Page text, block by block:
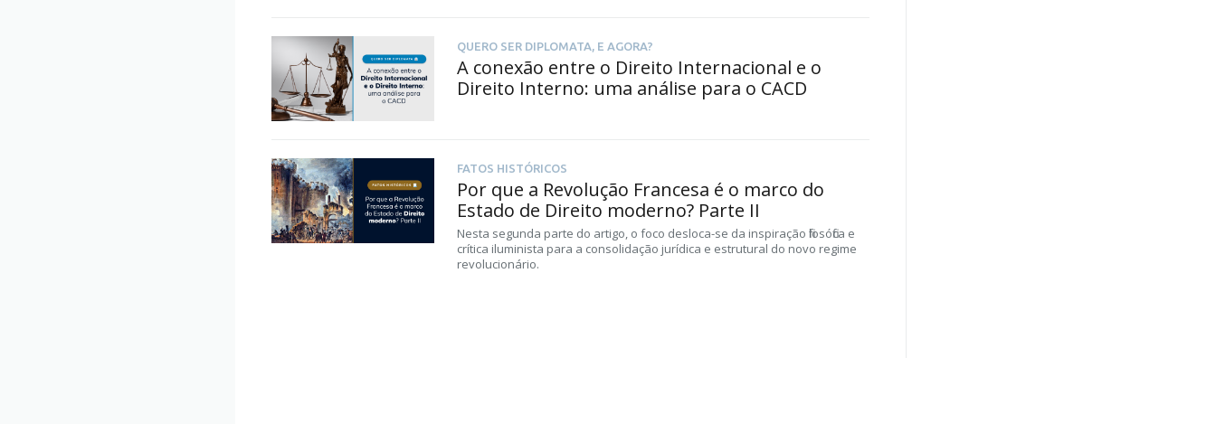
QUERO SER DIPLOMATA, E AGORA?
A conexão entre o Direito Internacional e o
Direito Interno: uma análise para o CACD
FATOS HISTÓRICOS
Por que a Revolução Francesa é o marco do
Estado de Direito moderno? Parte II
Nesta segunda parte do artigo, o foco desloca-se da inspiração filosófica e
crítica iluminista para a consolidação jurídica e estrutural do novo regime
revolucionário.